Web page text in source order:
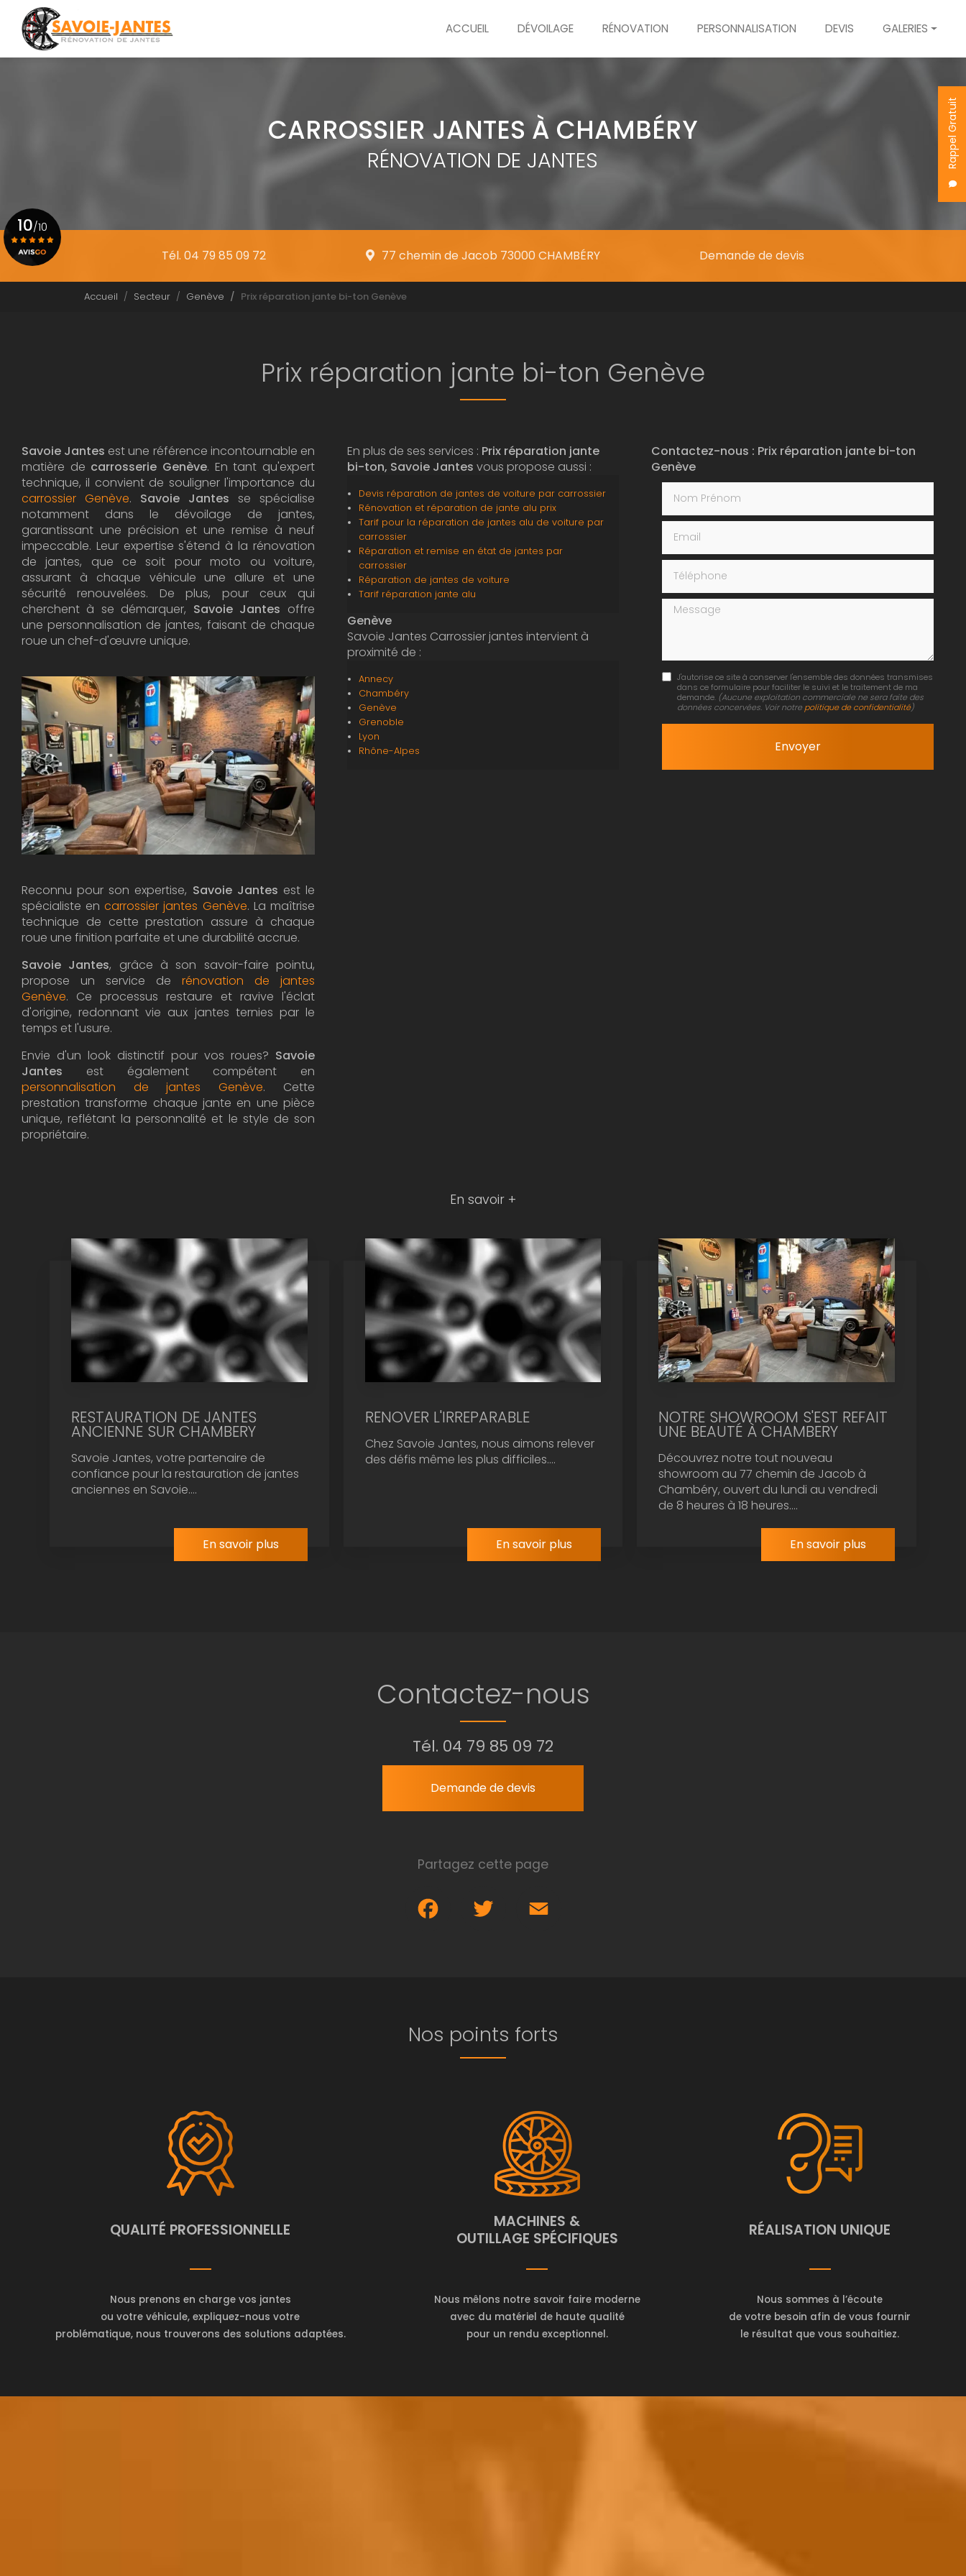
contenu
principal
Rappel Gratuit
ACCUEIL DÉVOILAGE RÉNOVATION PERSONNALISATION DEVIS
GALERIES
Dévoilage
CARROSSIER JANTES À CHAMBÉRY
RÉNOVATION DE JANTES
Tél. 04 79 85 09 72 77 chemin de Jacob 73000 CHAMBÉRY Demande de devis
10/10
Accueil Secteur Genève Prix réparation jante bi-ton Genève
Prix réparation jante bi-ton Genève
Savoie Jantes est une référence incontournable en
matière de carrosserie Genève. En tant qu'expert
technique, il convient de souligner l'importance du
carrossier Genève. Savoie Jantes se spécialise
notamment dans le dévoilage de jantes,
garantissant une précision et une remise à neuf
impeccable. Leur expertise s'étend à la rénovation
de jantes, que ce soit pour moto ou voiture,
assurant à chaque véhicule une allure et une
sécurité renouvelées. De plus, pour ceux qui
cherchent à se démarquer, Savoie Jantes offre
une personnalisation de jantes, faisant de chaque
roue un chef-d'œuvre unique.
Reconnu pour son expertise, Savoie Jantes est le
spécialiste encarrossier jantes Genève. La maîtrise
technique de cette prestation assure à chaque
roue une finition parfaite et une durabilité accrue.
Savoie Jantes, grâce à son savoir-faire pointu,
propose un service de rénovation de jantes
Genève. Ce processus restaure et ravive l'éclat
d'origine, redonnant vie aux jantes ternies par le
temps et l'usure.
Envie d'un look distinctif pour vos roues? Savoie
Jantes est également compétent en
personnalisation de jantes Genève. Cette
prestation transforme chaque jante en une pièce
unique, reflétant la personnalité et le style de son
propriétaire.
En plus de ses services : Prix réparation jante
bi-ton, Savoie Jantes vous propose aussi :
Devis réparation de jantes de voiture par carrossier
Rénovation et réparation de jante alu prix
Tarif pour la réparation de jantes alu de voiture par
carrossier
Réparation et remise en état de jantes par
carrossier
Réparation de jantes de voiture
Tarif réparation jante alu
Genève
Savoie Jantes Carrossier jantes intervient à
proximité de :
Annecy
Chambéry
Genève
Grenoble
Lyon
Rhône-Alpes
Contactez-nous : Prix réparation jante bi-ton
Genève
Message
J'autorise ce site à conserver l'ensemble des données transmises
dans ce formulaire pour faciliter le suivi et le traitement de ma
demande. (Aucune exploitation commerciale ne sera faite des
données concervées. Voir notre politique de confidentialité)
En savoir +
RESTAURATION DE JANTES
ANCIENNE SUR CHAMBERY
Savoie Jantes, votre partenaire de
confiance pour la restauration de jantes
anciennes en Savoie....
En savoir plus
RENOVER L'IRREPARABLE
Chez Savoie Jantes, nous aimons relever
des défis même les plus difficiles....
En savoir plus
NOTRE SHOWROOM S'EST REFAIT
UNE BEAUTÉ À CHAMBERY
Découvrez notre tout nouveau
showroom au 77 chemin de Jacob à
Chambéry, ouvert du lundi au vendredi
de 8 heures à 18 heures....
En savoir plus
Contactez-nous
Tél. 04 79 85 09 72
Demande de devis
Partagez cette page
Nos points forts
QUALITÉ PROFESSIONNELLE
Nous prenons en charge vos jantes
ou votre véhicule, expliquez-nous votre
problématique, nous trouverons des solutions adaptées.
MACHINES &
OUTILLAGE SPÉCIFIQUES
Nous mêlons notre savoir faire moderne
avec du matériel de haute qualité
pour un rendu exceptionnel.
RÉALISATION UNIQUE
Nous sommes à l’écoute
de votre besoin afin de vous fournir
le résultat que vous souhaitiez.